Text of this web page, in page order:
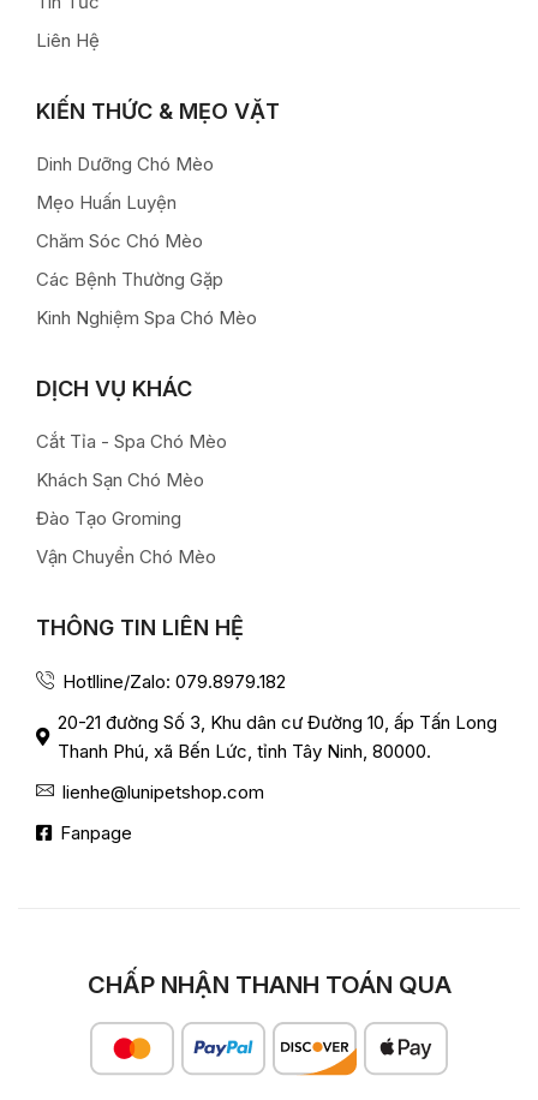
Liên Hệ
KIẾN THỨC & MẸO VẶT
Dinh Dưỡng Chó Mèo
Mẹo Huấn Luyện
Chăm Sóc Chó Mèo
Các Bệnh Thường Gặp
Kinh Nghiệm Spa Chó Mèo
DỊCH VỤ KHÁC
Cắt Tỉa - Spa Chó Mèo
Khách Sạn Chó Mèo
Đào Tạo Groming
Vận Chuyển Chó Mèo
THÔNG TIN LIÊN HỆ
Hotlline/Zalo: 079.8979.182
20-21 đường Số 3, Khu dân cư Đường 10, ấp Tấn Long
Thanh Phú, xã Bến Lức, tỉnh Tây Ninh, 80000.
lienhe@lunipetshop.com
Fanpage
CHẤP NHẬN THANH TOÁN QUA